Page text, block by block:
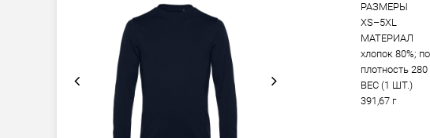
РАЗМЕРЫ
XS–5XL
МАТЕРИАЛ
хлопок 80%;
плотность
ВЕС (1 ШТ.)
391,67 г